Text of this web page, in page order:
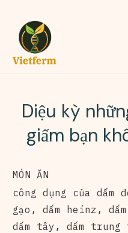
Diệu kỳ
giấm bạn
MÓN ĂN
công dụng của dấm
gạo , dấm heinz ,
dấm tây , dấm